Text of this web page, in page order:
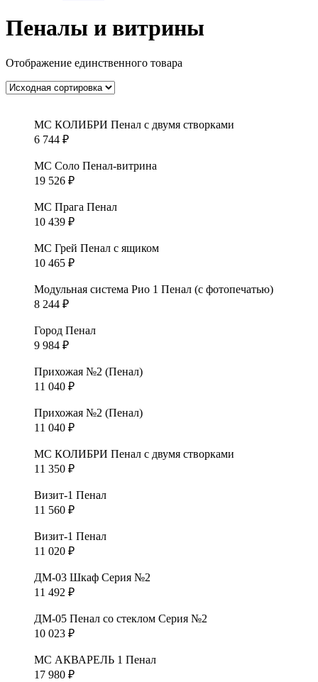
Пеналы и витрины
Отображение единственного товара
МС КОЛИБРИ Пенал с двумя створками
6 744 ₽
МС Соло Пенал-витрина
19 526 ₽
МС Прага Пенал
10 439 ₽
МС Грей Пенал с ящиком
10 465 ₽
Модульная система Рио 1 Пенал (с фотопечатью)
8 244 ₽
Город Пенал
9 984 ₽
Прихожая №2 (Пенал)
11 040 ₽
Прихожая №2 (Пенал)
11 040 ₽
МС КОЛИБРИ Пенал с двумя створками
11 350 ₽
Визит-1 Пенал
11 560 ₽
Визит-1 Пенал
11 020 ₽
ДМ-03 Шкаф Серия №2
11 492 ₽
ДМ-05 Пенал со стеклом Серия №2
10 023 ₽
МС АКВАРЕЛЬ 1 Пенал
17 980 ₽